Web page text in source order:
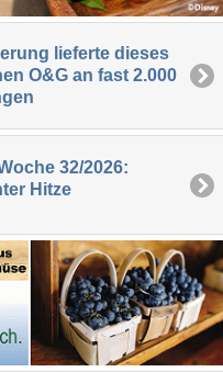
lieferte dieses
O&G an fast 2.000
32/2026:
Hitze